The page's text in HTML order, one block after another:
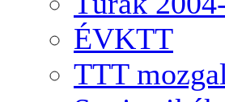
ÉVKTT
TTT